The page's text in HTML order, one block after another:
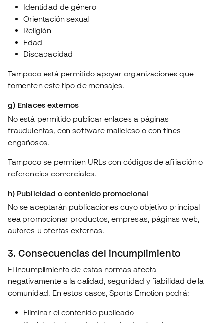
Identidad de género
Orientación sexual
Religión
Edad
Discapacidad
Tampoco está permitido apoyar organizaciones que
fomenten este tipo de mensajes.
g) Enlaces externos
No está permitido publicar enlaces a páginas
fraudulentas, con software malicioso o con fines
engañosos.
Tampoco se permiten URLs con códigos de afiliación o
referencias comerciales.
h) Publicidad o contenido promocional
No se aceptarán publicaciones cuyo objetivo principal
sea promocionar productos, empresas, páginas web,
autores u ofertas externas.
3. Consecuencias del incumplimiento
El incumplimiento de estas normas afecta
negativamente a la calidad, seguridad y fiabilidad de la
comunidad. En estos casos, Sports Emotion podrá:
Eliminar el contenido publicado